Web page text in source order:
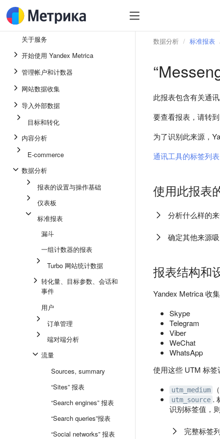
关于服务
开始使用 Yandex Metrica
管理帐户和计数器
网站数据收集
导入外部数据
目标和转化
内容分析
E-commerce
数据分析
报表的设置与操作基础
仪表板
标准报表
漏斗
一组计数器的报表
Turbo 网站统计数据
转化量、目标参数、会话和
事件
用户
订单管理
端对端分析
流量
Sources, summary
“Sites” 报表
“Search engines” 报表
“Search queries”报表
“Social networks” 报表
数据分析 标准报表
此报表包含有关通
要查看报表，请转
为了识别此来源，
通讯工具的标签列表
使用此报表
分析什么样的
确定其他来源
报表结构和
Yandex Metrica 收
Skype
Telegram
Viber
WeChat
WhatsApp
使用这些 UTM 标
utm_medium
utm_source .
识别标签值，
完整标签